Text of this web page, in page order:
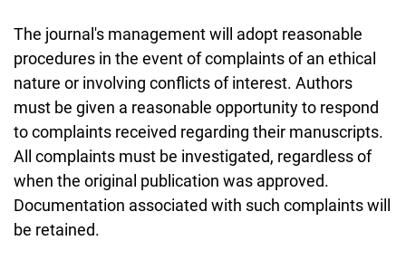
The journal's management will adopt reasonable
procedures in the event of complaints of an ethical
nature or involving conflicts of interest. Authors
must be given a reasonable opportunity to respond
to complaints received regarding their manuscripts.
All complaints must be investigated, regardless of
when the original publication was approved.
Documentation associated with such complaints will
be retained.